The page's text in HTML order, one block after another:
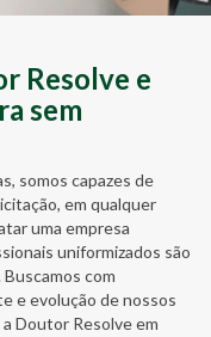
Resolve e
sem
somos capazes de
em qualquer
uma empresa
uniformizados são
com
e evolução de nossos
Doutor Resolve em